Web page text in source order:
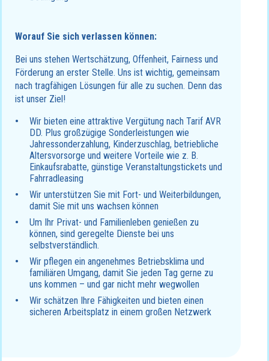
Worauf Sie sich verlassen können:
Bei uns stehen Wertschätzung, Offenheit, Fairness und
Förderung an erster Stelle. Uns ist wichtig, gemeinsam
nach tragfähigen Lösungen für alle zu suchen. Denn das
ist unser Ziel!
Wir bieten eine attraktive Vergütung nach Tarif AVR
DD. Plus großzügige Sonderleistungen wie
Jahressonderzahlung, Kinderzuschlag, betriebliche
Altersvorsorge und weitere Vorteile wie z. B.
Einkaufsrabatte, günstige Veranstaltungstickets und
Fahrradleasing
Wir unterstützen Sie mit Fort- und Weiterbildungen,
damit Sie mit uns wachsen können
Um Ihr Privat- und Familienleben genießen zu
können, sind geregelte Dienste bei uns
selbstverständlich.
Wir pflegen ein angenehmes Betriebsklima und
familiären Umgang, damit Sie jeden Tag gerne zu
uns kommen – und gar nicht mehr wegwollen
Wir schätzen Ihre Fähigkeiten und bieten einen
sicheren Arbeitsplatz in einem großen Netzwerk